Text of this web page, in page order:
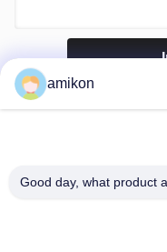
amikon
Good day, what product